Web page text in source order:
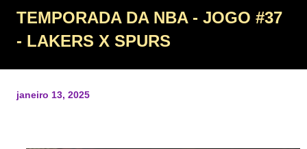
TEMPORADA DA NBA - JOGO #37
- LAKERS X SPURS
janeiro 13, 2025